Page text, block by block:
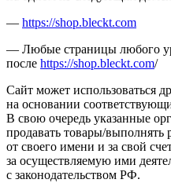
— https://shop.bleckt.com
— Любые страницы любого
после https://shop.bleckt.com/
Сайт может использоваться
на основании
В свою очередь указанные
продавать товары/выполнять
от своего имени и за свой
за осуществляемую ими
с законодательством РФ.